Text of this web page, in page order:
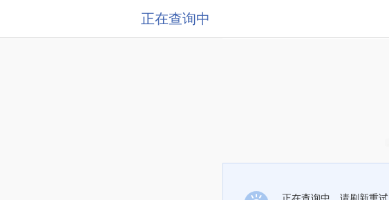
正在查询中